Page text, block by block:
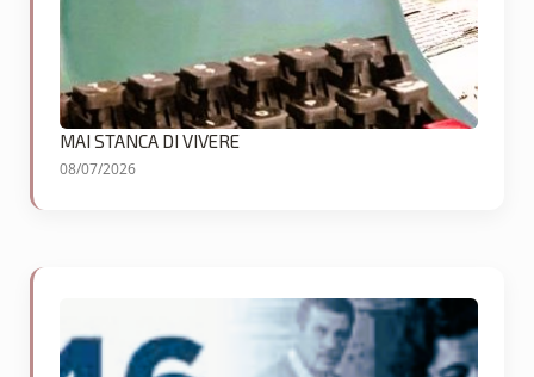
MAI STANCA DI VIVERE
08/07/2026